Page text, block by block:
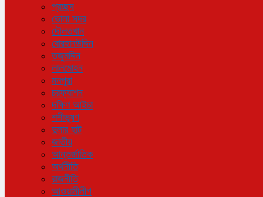
প্রচ্ছদ
ভোলা সদর
দৌলতখান
বোরহানউদ্দিন
তজুমদ্দিন
লালমোহন
মনপুরা
চরফ্যাশন
দক্ষিণ আইচা
শশীভূষণ
দুলার হাট
জাতীয়
আন্তর্জাতিক
অর্থনীতি
রাজনীতি
আওয়ামীলীগ